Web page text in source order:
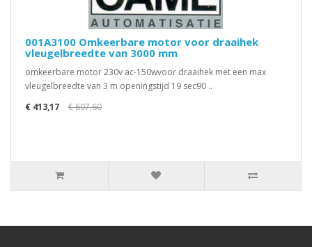
001A3100 Omkeerbare motor voor draaihek
vleugelbreedte van 3000 mm
omkeerbare motor 230v ac-150wvoor draaihek met een max
vleugelbreedte van 3 m openingstijd 19 sec90 ..
€ 413,17
€ 607,60